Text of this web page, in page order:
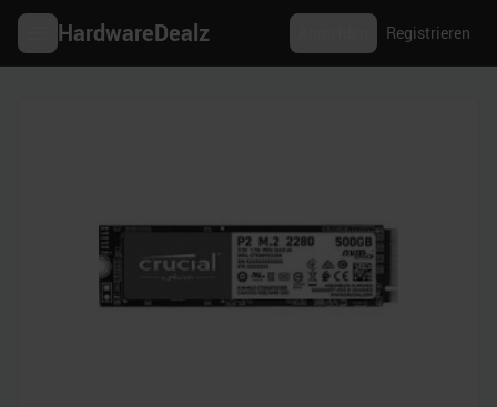
HardwareDealz Registrieren